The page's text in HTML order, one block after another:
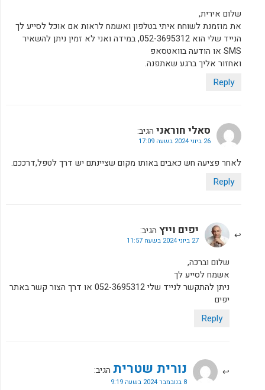
שלום אירית,
את מוזמנת לשוחח איתי בטלפון ואשמח לראות אם אוכל לסייע לך
הנייד שלי הוא 052-3695312, במידה ואני לא זמין ניתן להשאיר
SMS או הודעה בוואטסאפ
ואחזור אליך ברגע שאתפנה.
Reply
סאלי חוראני הגיב:
26 ביוני 2024 בשעה 17:09
לאחר פציעה חש כאבים באותו מקום שציינתם יש דרך לטפל,דרככם.
Reply
יפים וייץ הגיב:
27 ביוני 2024 בשעה 11:57
שלום וברכה,
אשמח לסייע לך
ניתן להתקשר לנייד שלי 052-3695312 או דרך הצור קשר באתר
יפים
Reply
נורית שטרית הגיב:
8 בנובמבר 2024 בשעה 9:19